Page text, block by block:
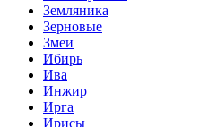
Земляника
Зерновые
Змеи
Ибирь
Ива
Инжир
Ирга
Ирисы